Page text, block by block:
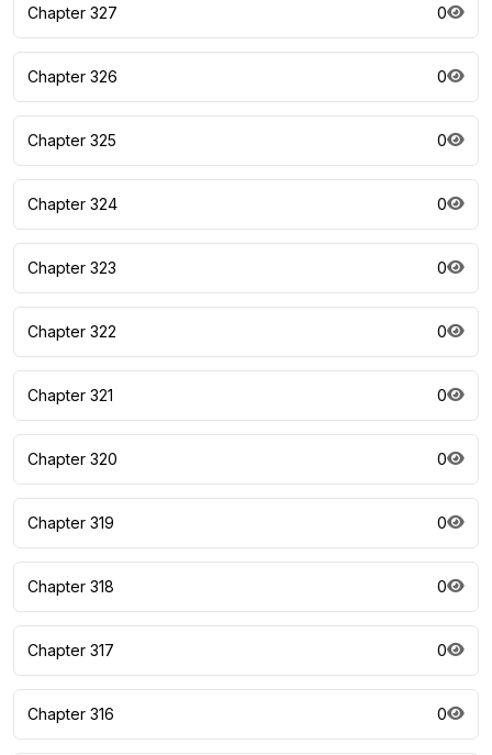
Chapter 327 0
Chapter 326 0
Chapter 325 0
Chapter 324 0
Chapter 323 0
Chapter 322 0
Chapter 321 0
Chapter 320 0
Chapter 319 0
Chapter 318 0
Chapter 317 0
Chapter 316 0